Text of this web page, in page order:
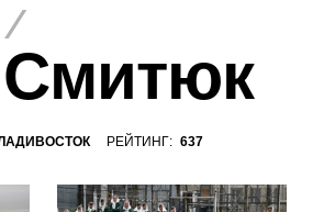
⁄
РЕЙТИНГ: 637